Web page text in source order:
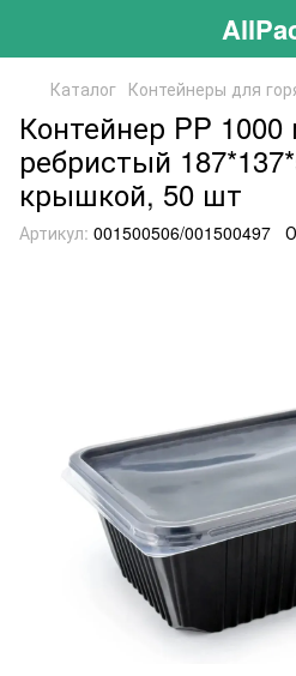
Каталог Контейнеры для
Контейнер PP
ребристый
крышкой, 50 шт
Артикул: 001500506/001500497